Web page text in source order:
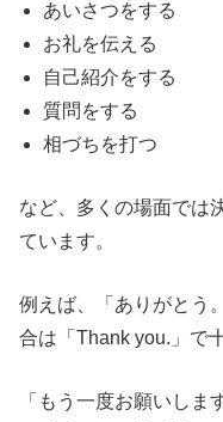
あいさつをする
お礼を伝える
自己紹介をする
質問をする
相づちを打つ
など、多くの場面では
ています。
例えば、「ありがとう
合は「Thank you.」で
「もう一度お願いし